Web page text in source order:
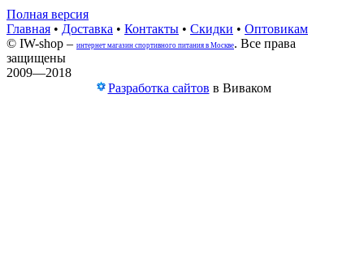
Полная версия
Главная • Доставка • Контакты • Скидки • Оптовикам
© IW-shop – интернет магазин спортивного питания в Москве. Все права
защищены
2009—2018
Разработка сайтов в Виваком